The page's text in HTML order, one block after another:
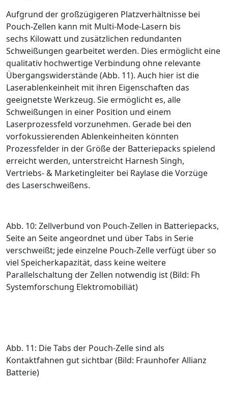
Aufgrund der großzügigeren Platzverhältnisse bei
Pouch-Zellen kann mit Multi-Mode-Lasern bis
sechs Kilowatt und zusätzlichen redundanten
Schweißungen gearbeitet werden. Dies ermöglicht eine
qualitativ hochwertige Verbindung ohne relevante
Übergangswiderstände (Abb. 11). Auch hier ist die
Laserablenkeinheit mit ihren Eigenschaften das
geeignetste Werkzeug. Sie ermöglicht es, alle
Schweißungen in einer Position und einem
Laserprozessfeld vorzunehmen. Gerade bei den
vorfokussierenden Ablenkeinheiten könnten
Prozessfelder in der Größe der Batteriepacks spielend
erreicht werden, unterstreicht Harnesh Singh,
Vertriebs- & Marketingleiter bei Raylase die Vorzüge
des Laserschweißens.
Abb. 10: Zellverbund von Pouch-Zellen in Batteriepacks,
Seite an Seite angeordnet und über Tabs in Serie
verschweißt; jede einzelne Pouch-Zelle verfügt über so
viel Speicherkapazität, dass keine weitere
Parallelschaltung der Zellen notwendig ist (Bild: Fh
Systemforschung Elektromobiliät)
Abb. 11: Die Tabs der Pouch-Zelle sind als
Kontaktfahnen gut sichtbar (Bild: Fraunhofer Allianz
Batterie)